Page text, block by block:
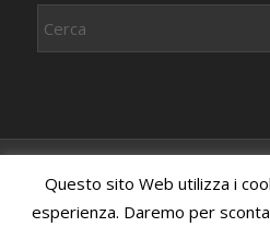
- Associazione riconosciuta, iscritta al
della Provincia di Milano sezione di
Questo sito Web utilizza i
esperienza. Daremo per